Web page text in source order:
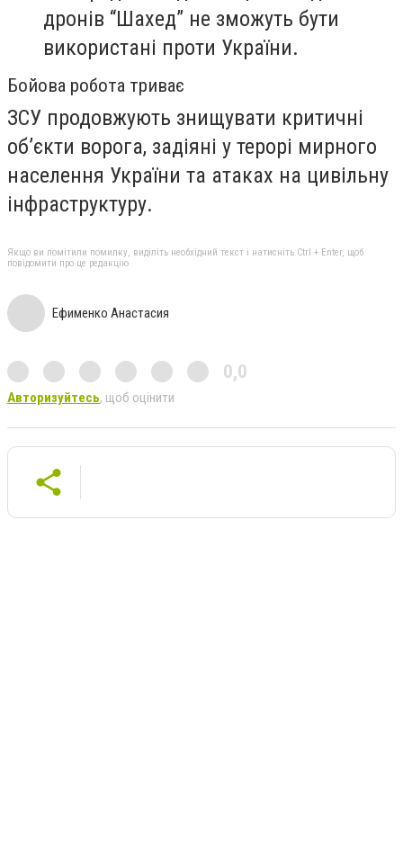
дронів “Шахед” не зможуть бути
використані проти України.
Бойова робота триває
ЗСУ продовжують знищувати критичні
об’єкти ворога, задіяні у терорі мирного
населення України та атаках на цивільну
інфраструктуру.
Якщо ви помітили помилку, виділіть необхідний текст і натисніть Ctrl + Enter, щоб
повідомити про це редакцію
Ефименко Анастасия
0,0
Авторизуйтесь, щоб оцінити